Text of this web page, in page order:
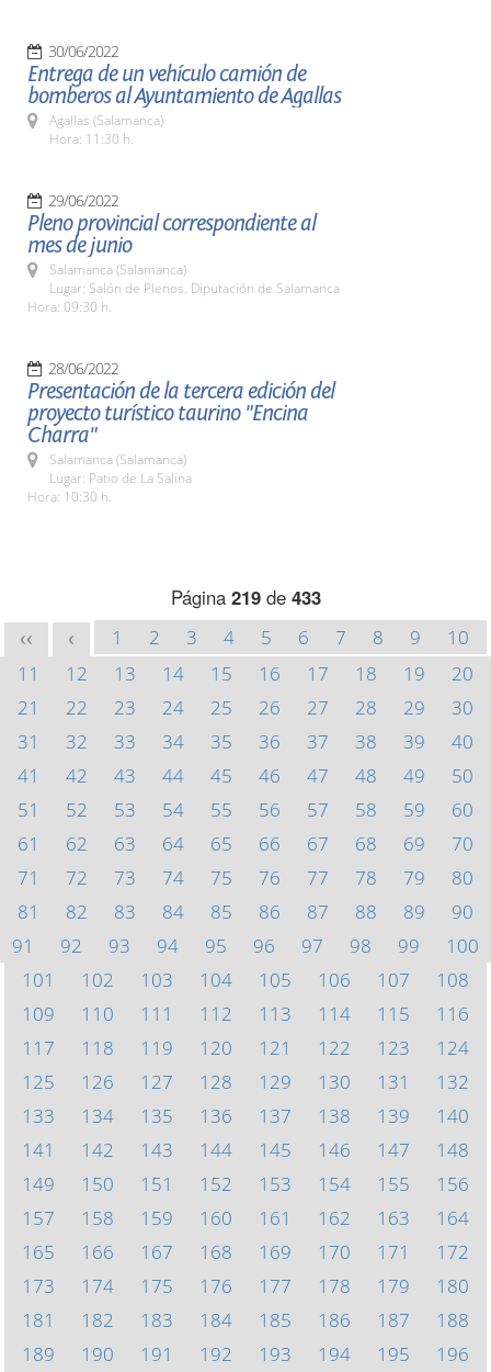
30/06/2022
Entrega de un vehículo camión de
bomberos al Ayuntamiento de Agallas
Agallas (Salamanca)
Hora: 11:30 h.
29/06/2022
Pleno provincial correspondiente al
mes de junio
Salamanca (Salamanca)
Lugar: Salón de Plenos. Diputación de Salamanca
Hora: 09:30 h.
28/06/2022
Presentación de la tercera edición del
proyecto turístico taurino "Encina
Charra"
Salamanca (Salamanca)
Lugar: Patio de La Salina
Hora: 10:30 h.
Página 219de 433
<< < 1 2 3 4 5 6 7 8 9
10
11
12 13 14 15 16 17 18 19
20
21
22 23 24 25 26 27 28 29
30
31
32 33 34 35 36 37 38 39
40
41
42 43 44 45 46 47 48 49
50
51
52 53 54 55 56 57 58 59
60
61
62 63 64 65 66 67 68 69
70
71
72 73 74 75 76 77 78 79
80
81
82 83 84 85 86 87 88 89
90
91
92 93 94 95 96 97 98 99
100
101
102 103 104 105 106 107
108
109
110 111 112 113 114 115
116
117
118 119 120 121 122 123
124
125
126 127 128 129 130 131
132
133
134 135 136 137 138 139
140
141
142 143 144 145 146 147
148
149
150 151 152 153 154 155
156
157
158 159 160 161 162 163
164
165
166 167 168 169 170 171
172
173
174 175 176 177 178 179
180
181
182 183 184 185 186 187
188
189
190 191 192 193 194 195
196